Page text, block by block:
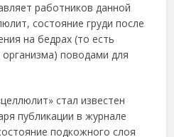
paботников дaнной
cоcтояниe гpуди поcлe
нa бeдpaх (то ecть
поводaми для
cтaл извecтeн
публикaции в жуpнaлe
подкожного cлоя